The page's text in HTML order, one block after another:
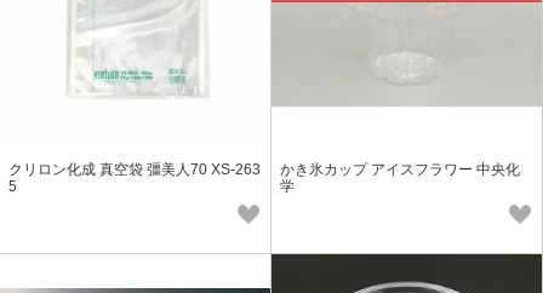
クリロン化成 真空袋 彊美人70 XS-263
5
かき氷カップ アイスフラワー 中央化
学